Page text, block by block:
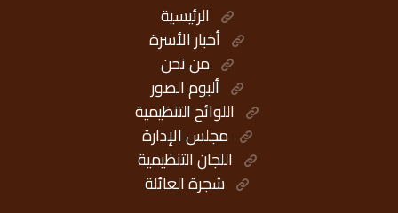
الرئيسية
أخبار الأسرة
من نحن
ألبوم الصور
اللوائح التنظيمية
مجلس الإدارة
اللجان التنظيمية
شجرة العائلة